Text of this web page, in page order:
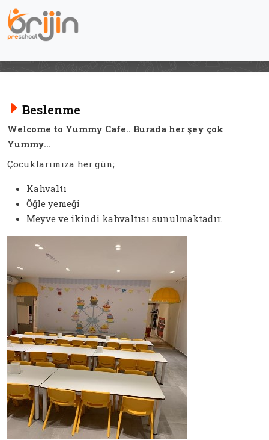
Beslenme
Welcome to Yummy Cafe.. Burada her şey çok
Yummy...
Çocuklarımıza her gün;
Kahvaltı
Öğle yemeği
Meyve ve ikindi kahvaltısı sunulmaktadır.